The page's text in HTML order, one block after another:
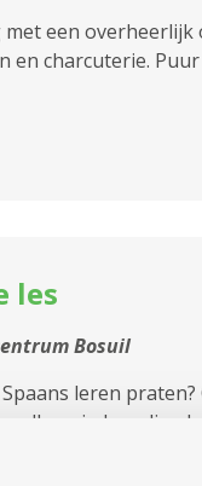
met een
en charcuterie.
les
Bosuil
leren
iedere